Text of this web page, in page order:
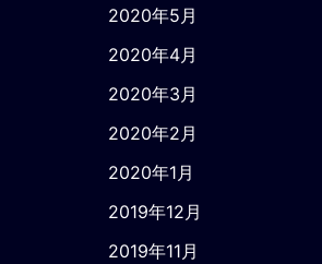
2020年5月
2020年4月
2020年3月
2020年2月
2020年1月
2019年12月
2019年11月